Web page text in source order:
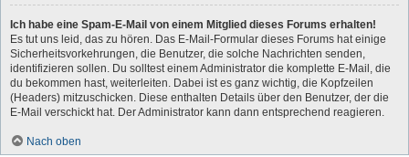
Ich habe eine Spam-E-Mail von einem Mitglied dieses Forums erhalten!
Es tut uns leid, das zu hören. Das E-Mail-Formular dieses Forums hat einige
Sicherheitsvorkehrungen, die Benutzer, die solche Nachrichten senden,
identifizieren sollen. Du solltest einem Administrator die komplette E-Mail, die
du bekommen hast, weiterleiten. Dabei ist es ganz wichtig, die Kopfzeilen
(Headers) mitzuschicken. Diese enthalten Details über den Benutzer, der die
E-Mail verschickt hat. Der Administrator kann dann entsprechend reagieren.
Nach oben